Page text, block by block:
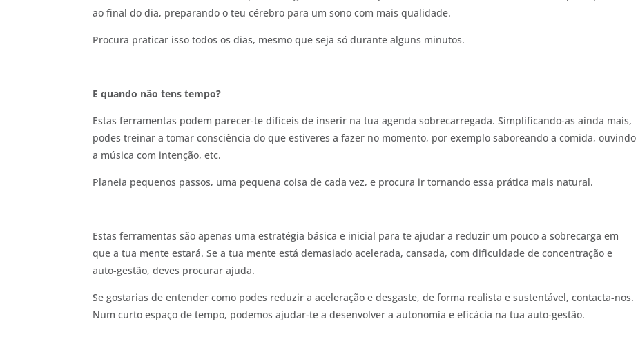
ao final do dia, preparando o teu cérebro para um sono com mais qualidade.
Procura praticar isso todos os dias, mesmo que seja só durante alguns minutos.
E quando não tens tempo?
Estas ferramentas podem parecer-te difíceis de inserir na tua agenda sobrecarregada. Simplificando-as ainda mais,
podes treinar a tomar consciência do que estiveres a fazer no momento, por exemplo saboreando a comida, ouvindo
a música com intenção, etc.
Planeia pequenos passos, uma pequena coisa de cada vez, e procura ir tornando essa prática mais natural.
Estas ferramentas são apenas uma estratégia básica e inicial para te ajudar a reduzir um pouco a sobrecarga em
que a tua mente estará. Se a tua mente está demasiado acelerada, cansada, com dificuldade de concentração e
auto-gestão, deves procurar ajuda.
Se gostarias de entender como podes reduzir a aceleração e desgaste, de forma realista e sustentável, contacta-nos.
Num curto espaço de tempo, podemos ajudar-te a desenvolver a autonomia e eficácia na tua auto-gestão.